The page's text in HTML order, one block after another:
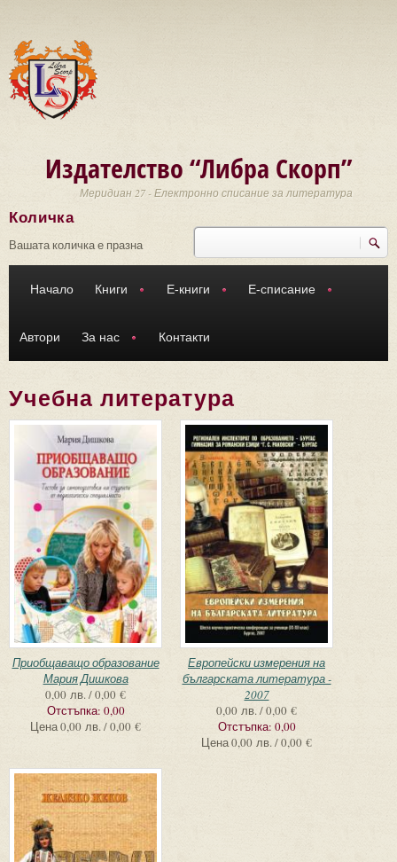
Издателство “Либра Скорп”
Меридиан 27 - Електронно списание за литература
Търси
Количка
Вашата количка е празна
Начало Книги Е-книги Е-списание
Автори За нас Контакти
Учебна литература
Приобщаващо образование
Мария Дишкова
0,00 лв. / 0,00 €
Отстъпка: 0,00
Цена0,00 лв. / 0,00 €
Европейски измерения на
българската литература -
2007
0,00 лв. / 0,00 €
Отстъпка: 0,00
Цена0,00 лв. / 0,00 €